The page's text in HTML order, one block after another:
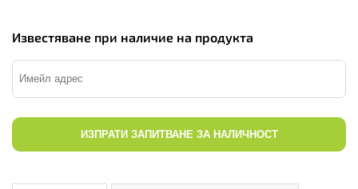
Известяване при наличие на продукта
ИЗПРАТИ ЗАПИТВАНЕ ЗА НАЛИЧНОСТ